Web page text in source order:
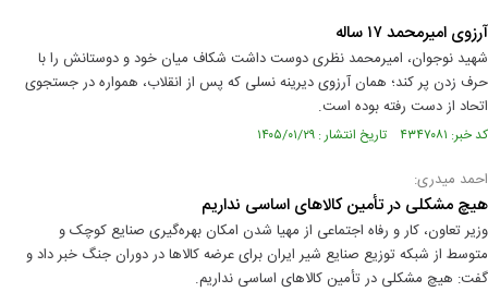
آرزوی امیرمحمد ۱۷ ساله
شهید نوجوان، امیرمحمد نظری دوست داشت شکاف میان خود و دوستانش را با
حرف زدن پر کند؛ همان آرزوی دیرینه نسلی که پس از انقلاب، همواره در جستجوی
اتحاد از دست رفته بوده است.
کد خبر: ۴۳۴۷۰۸۱ تاریخ انتشار : ۱۴۰۵/۰۱/۲۹
احمد میدری:
هیچ مشکلی در تأمین کالا‌های اساسی نداریم
وزیر تعاون، کار و رفاه اجتماعی از مهیا شدن امکان بهره‌گیری صنایع کوچک و
متوسط از شبکه توزیع صنایع شیر ایران برای عرضه کالا‌ها در دوران جنگ خبر داد و
گفت: هیچ مشکلی در تأمین کالاهای اساسی نداریم.